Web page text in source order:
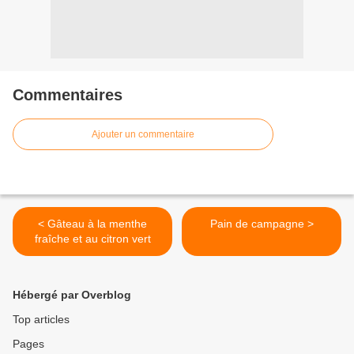
Commentaires
Ajouter un commentaire
< Gâteau à la menthe
fraîche et au citron vert
Pain de campagne >
Hébergé par Overblog
Top articles
Pages